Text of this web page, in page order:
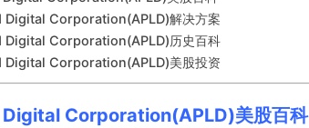
Digital Corporation(APLD)解决方案
Digital Corporation(APLD)历史百科
Digital Corporation(APLD)美股投资
Corporation(APLD)美股百科